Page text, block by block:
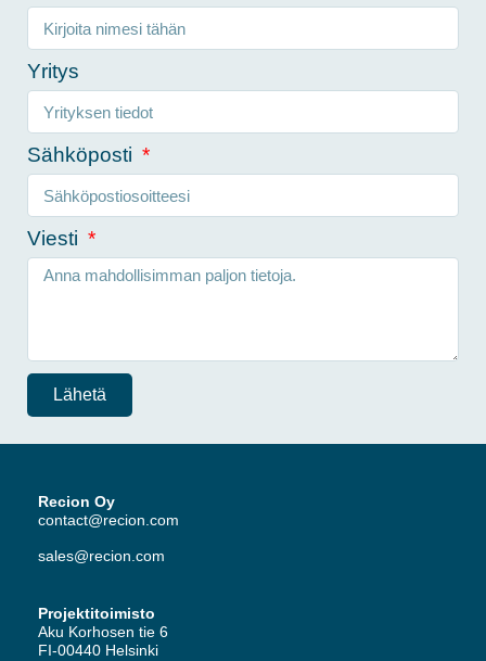
Yritys
Sähköposti
Viesti
Lähetä
Recion Oy
contact@recion.com
sales@recion.com
Projektitoimisto
Aku Korhosen tie 6
FI-00440 Helsinki